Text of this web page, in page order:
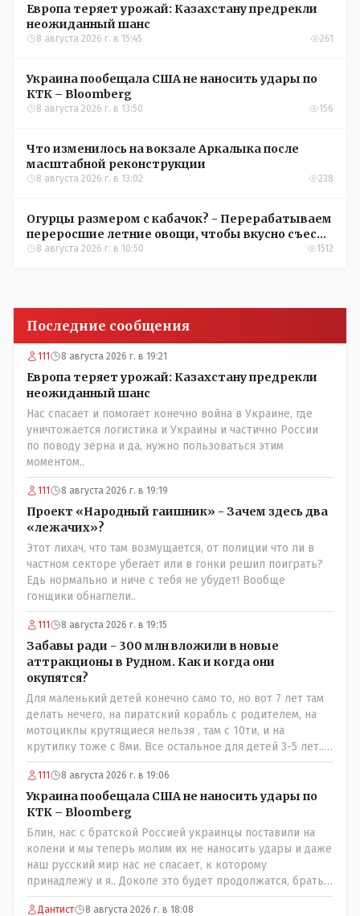
Европа теряет урожай: Казахстану предрекли
неожиданный шанс
8 августа 2026 г. в 15:45 261
Украина пообещала США не наносить удары по
КТК – Bloomberg
8 августа 2026 г. в 13:50 156
Что изменилось на вокзале Аркалыка после
масштабной реконструкции
8 августа 2026 г. в 13:02 238
Огурцы размером с кабачок? - Перерабатываем
переросшие летние овощи, чтобы вкусно съесть
зимой
8 августа 2026 г. в 10:50 1512
Последние сообщения
111 8 августа 2026 г. в 19:21
Европа теряет урожай: Казахстану предрекли
неожиданный шанс
Нас спасает и помогает конечно война в Украине, где
уничтожается логистика и Украины и частично России
по поводу зерна и да, нужно пользоваться этим
моментом..
111 8 августа 2026 г. в 19:19
Проект «Народный гаишник» - Зачем здесь два
«лежачих»?
Этот лихач, что там возмущается, от полиции что ли в
частном секторе убегает или в гонки решил поиграть?
Едь нормально и ниче с тебя не убудет! Вообще
гонщики обнаглели..
111 8 августа 2026 г. в 19:15
Забавы ради - 300 млн вложили в новые
аттракционы в Рудном. Как и когда они
окупятся?
Для маленький детей конечно само то, но вот 7 лет там
делать нечего, на пиратский корабль с родителем, на
мотоциклы крутящиеся нельзя , там с 10ти, и на
крутилку тоже с 8ми. Все остальное для детей 3-5 лет..
Ну да, в жару там сейчас не комфортно, тени нет от
слова вообще, но вечером думаю там нормально, с
бутылкой холодного пивка посидеть можно..
111 8 августа 2026 г. в 19:06
Украина пообещала США не наносить удары по
КТК – Bloomberg
Блин, нас с братской Россией украинцы поставили на
колени и мы теперь молим их не наносить удары и даже
наш русский мир нас не спасает, к которому
принадлежу и я.. Доколе это будет продолжатся, братья
мои зетники на форуме?
Дантист 8 августа 2026 г. в 18:08